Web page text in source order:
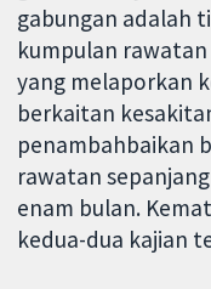
gabungan adalah
kumpulan
yang melaporkan
berkaitan
penambahbaikan
rawatan
enam bulan.
kedua-dua kajian